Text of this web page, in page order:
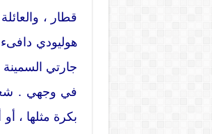
قطار ،
هوليودي
جارتي
في وجهي .
بكرة مثلها ،